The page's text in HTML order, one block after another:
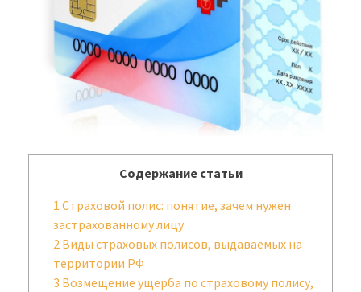
Содержание статьи
1 Страховой полис: понятие, зачем нужен
застрахованному лицу
2 Виды страховых полисов, выдаваемых на
территории РФ
3 Возмещение ущерба по страховому полису,